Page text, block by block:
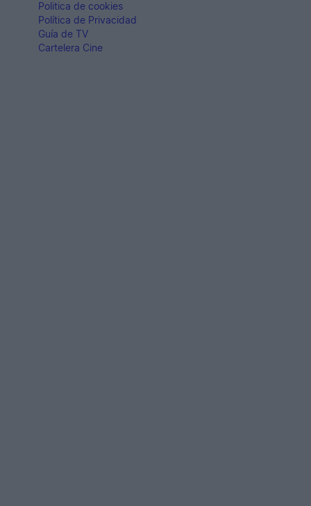
Politica de cookies
Política de Privacidad
Guía de TV
Cartelera Cine